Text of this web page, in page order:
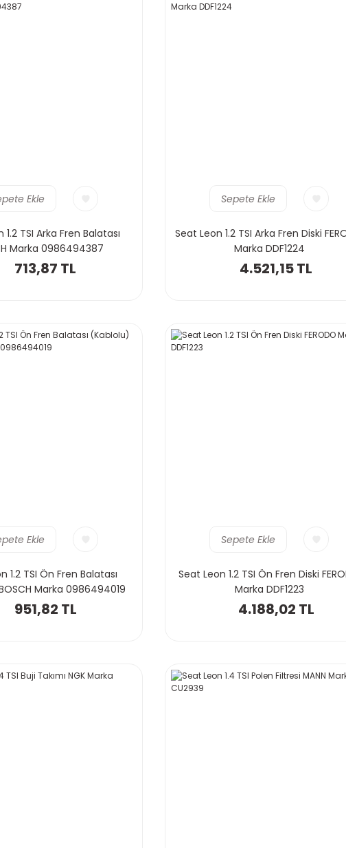
Ekle
1.2 TSI Arka Fren Balatası
Marka 0986494387
713,87 TL
Sepete Ekle
Seat Leon 1.2 TSI Arka Fren Diski
Marka DDF1224
4.521,15 TL
Ekle
1.2 TSI Ön Fren Balatası
Marka 0986494019
951,82 TL
Sepete Ekle
Seat Leon 1.2 TSI Ön Fren Diski
Marka DDF1223
4.188,02 TL